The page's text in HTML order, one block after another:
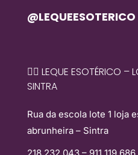
@LEQUEESOTERICO
🧙‍♀️ LEQUE ESOTÉRICO –
SINTRA
Rua da escola lote 1 loja
abrunheira – Sintra
218 232 043 – 911 119 686